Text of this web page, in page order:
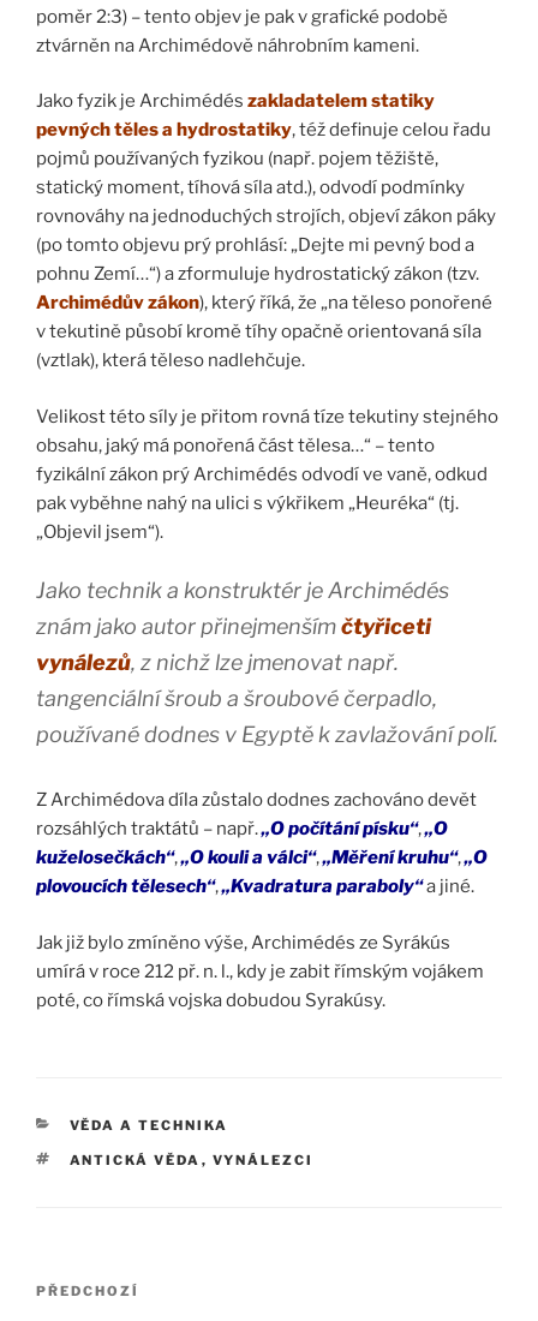
poměr 2:3) – tento objev je pak v grafické podobě
ztvárněn na Archimédově náhrobním kameni.
Jako fyzik je Archimédés zakladatelem statiky
pevných těles a hydrostatiky, též definuje celou řadu
pojmů používaných fyzikou (např. pojem těžiště,
statický moment, tíhová síla atd.), odvodí podmínky
rovnováhy na jednoduchých strojích, objeví zákon páky
(po tomto objevu prý prohlásí: „Dejte mi pevný bod a
pohnu Zemí…“) a zformuluje hydrostatický zákon (tzv.
Archimédův zákon), který říká, že „na těleso ponořené
v tekutině působí kromě tíhy opačně orientovaná síla
(vztlak), která těleso nadlehčuje.
Velikost této síly je přitom rovná tíze tekutiny stejného
obsahu, jaký má ponořená část tělesa…“ – tento
fyzikální zákon prý Archimédés odvodí ve vaně, odkud
pak vyběhne nahý na ulici s výkřikem „Heuréka“ (tj.
„Objevil jsem“).
Jako technik a konstruktér je Archimédés
znám jako autor přinejmenšímčtyřiceti
vynálezů, z nichž lze jmenovat např.
tangenciální šroub a šroubové čerpadlo,
používané dodnes v Egyptě k zavlažování polí.
Z Archimédova díla zůstalo dodnes zachováno devět
rozsáhlých traktátů – např.„O počítání písku“,„O
kuželosečkách“,„O kouli a válci“,„Měření kruhu“,„O
plovoucích tělesech“,„Kvadratura paraboly“a jiné.
Jak již bylo zmíněno výše, Archimédés ze Syrákús
umírá v roce 212 př. n. l., kdy je zabit římským vojákem
poté, co římská vojska dobudou Syrakúsy.
RUBRIKY
VĚDA A TECHNIKA
ŠTÍTKY
ANTICKÁ VĚDA , VYNÁLEZCI
Navigace
Předchozí
PŘEDCHOZÍ